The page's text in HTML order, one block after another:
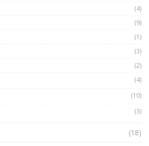
(4)
(9)
(1)
(3)
(2)
(4)
(10)
(3)
(18)